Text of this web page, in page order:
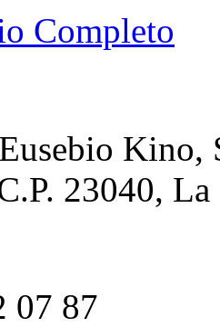
Completo
Kino,
23040, La
07 87